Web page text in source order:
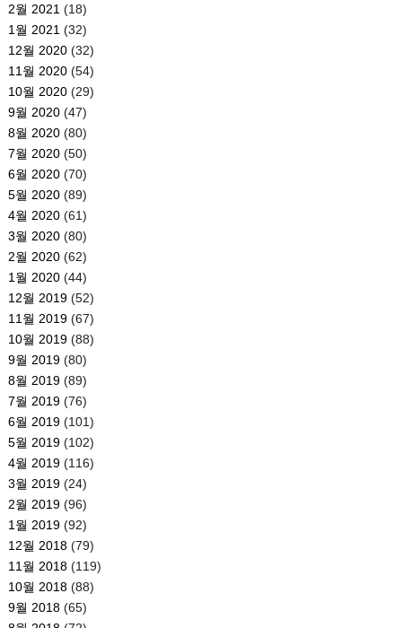
2월 2021 (18)
1월 2021 (32)
12월 2020(32)
11월 2020(54)
10월 2020(29)
9월 2020(47)
8월 2020(80)
7월 2020(50)
6월 2020(70)
5월 2020(89)
4월 2020(61)
3월 2020(80)
2월 2020(62)
1월 2020(44)
12월 2019(52)
11월 2019(67)
10월 2019(88)
9월 2019(80)
8월 2019(89)
7월 2019(76)
6월 2019(101)
5월 2019(102)
4월 2019(116)
3월 2019(24)
2월 2019(96)
1월 2019(92)
12월 2018(79)
11월 2018(119)
10월 2018(88)
9월 2018(65)